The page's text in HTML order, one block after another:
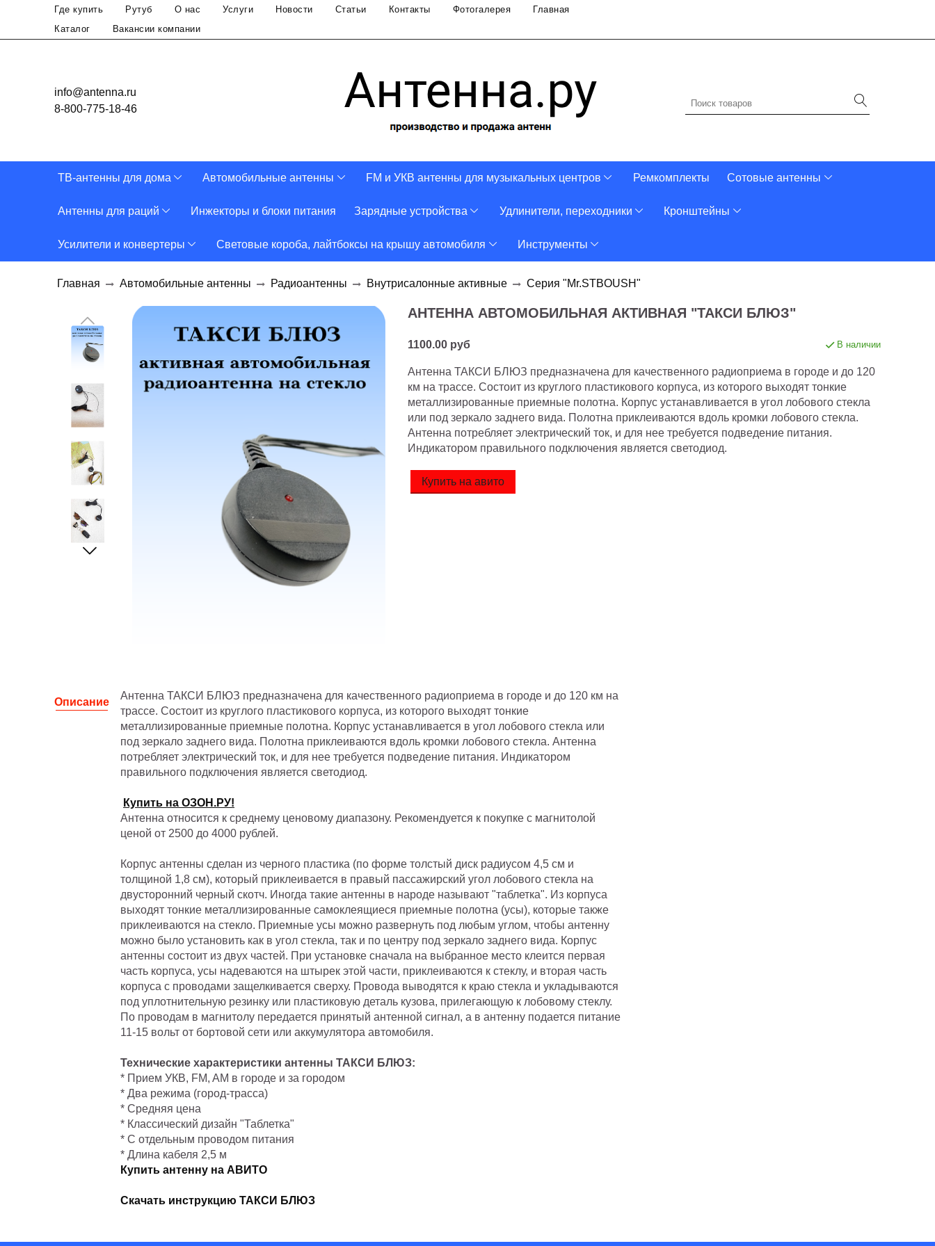
Где купить Рутуб О нас Услуги Новости Статьи Контакты Фотогалерея
Главная
Каталог
Вакансии компании
info@antenna.ru
8-800-775-18-46
ТВ-антенны для дома Автомобильные антенны FM и УКВ антенны для музыкальных центров Ремкомплекты Сотовые антенны
Антенны для раций Инжекторы и блоки питания Зарядные устройства Удлинители, переходники Кронштейны
Усилители и конвертеры Световые короба, лайтбоксы на крышу автомобиля Инструменты
Главная Автомобильные антенны Радиоантенны Внутрисалонные активные Серия "Mr.STBOUSH"
АНТЕННА АВТОМОБИЛЬНАЯ АКТИВНАЯ "ТАКСИ БЛЮЗ"
1100.00 руб В наличии
Антенна ТАКСИ БЛЮЗ предназначена для качественного радиоприема в городе и до 120
км на трассе. Состоит из круглого пластикового корпуса, из которого выходят тонкие
металлизированные приемные полотна. Корпус устанавливается в угол лобового стекла
или под зеркало заднего вида. Полотна приклеиваются вдоль кромки лобового стекла.
Антенна потребляет электрический ток, и для нее требуется подведение питания.
Индикатором правильного подключения является светодиод.
Купить на авито
Описание
Антенна ТАКСИ БЛЮЗ предназначена для качественного радиоприема в городе и до 120 км на
трассе. Состоит из круглого пластикового корпуса, из которого выходят тонкие
металлизированные приемные полотна. Корпус устанавливается в угол лобового стекла или
под зеркало заднего вида. Полотна приклеиваются вдоль кромки лобового стекла. Антенна
потребляет электрический ток, и для нее требуется подведение питания. Индикатором
правильного подключения является светодиод.
Купить на ОЗОН.РУ!
Антенна относится к среднему ценовому диапазону. Рекомендуется к покупке с магнитолой
ценой от 2500 до 4000 рублей.
Корпус антенны сделан из черного пластика (по форме толстый диск радиусом 4,5 см и
толщиной 1,8 см), который приклеивается в правый пассажирский угол лобового стекла на
двусторонний черный скотч. Иногда такие антенны в народе называют "таблетка". Из корпуса
выходят тонкие металлизированные самоклеящиеся приемные полотна (усы), которые также
приклеиваются на стекло. Приемные усы можно развернуть под любым углом, чтобы антенну
можно было установить как в угол стекла, так и по центру под зеркало заднего вида. Корпус
антенны состоит из двух частей. При установке сначала на выбранное место клеится первая
часть корпуса, усы надеваются на штырек этой части, приклеиваются к стеклу, и вторая часть
корпуса с проводами защелкивается сверху. Провода выводятся к краю стекла и укладываются
под уплотнительную резинку или пластиковую деталь кузова, прилегающую к лобовому стеклу.
По проводам в магнитолу передается принятый антенной сигнал, а в антенну подается питание
11-15 вольт от бортовой сети или аккумулятора автомобиля.
Технические характеристики антенны ТАКСИ БЛЮЗ:
* Прием УКВ, FM, AM в городе и за городом
* Два режима (город-трасса)
* Средняя цена
* Классический дизайн "Таблетка"
* С отдельным проводом питания
* Длина кабеля 2,5 м
Купить антенну на АВИТО
Скачать инструкцию ТАКСИ БЛЮЗ